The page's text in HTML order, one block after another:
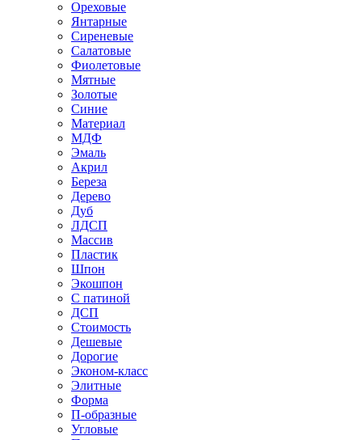
Ореховые
Янтарные
Сиреневые
Салатовые
Фиолетовые
Мятные
Золотые
Синие
Материал
МДФ
Эмаль
Акрил
Береза
Дерево
Дуб
ЛДСП
Массив
Пластик
Шпон
Экошпон
С патиной
ДСП
Стоимость
Дешевые
Дорогие
Эконом-класс
Элитные
Форма
П-образные
Угловые